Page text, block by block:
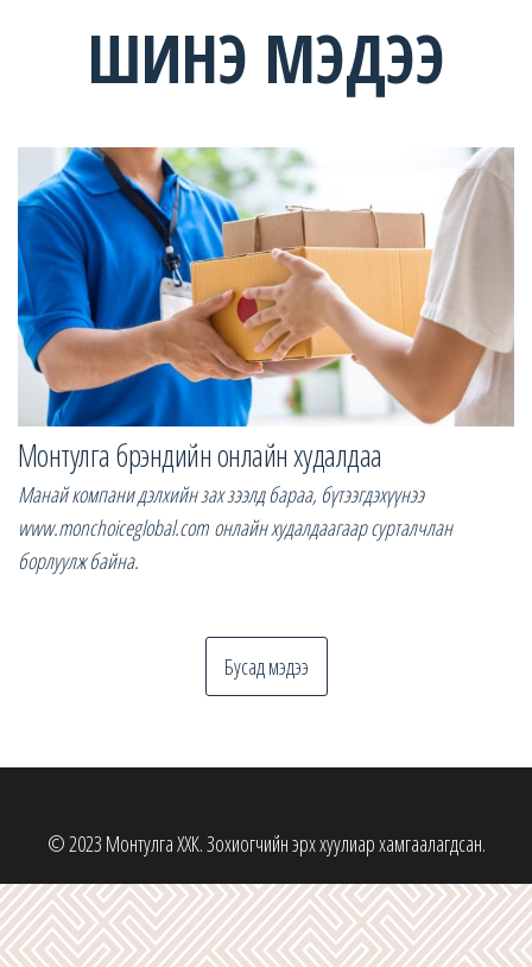
ШИНЭ МЭДЭЭ
Монтулга брэндийн онлайн худалдаа
Манай компани дэлхийн зах зээлд бараа, бүтээгдэхүүнээ
www.monchoiceglobal.com онлайн худалдаагаар сурталчлан
борлуулж байна.
Бусад мэдээ
© 2023 Монтулга ХХК. Зохиогчийн эрх хуулиар хамгаалагдсан.